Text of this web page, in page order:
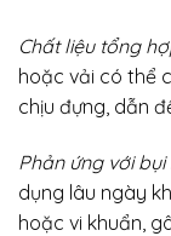
Chất liệu tổng
hoặc vải có thể
chịu đựng, dẫn
Phản ứng với
dụng lâu ngày
hoặc vi khuẩn,